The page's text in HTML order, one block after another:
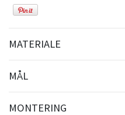
MATERIALE
MÅL
MONTERING